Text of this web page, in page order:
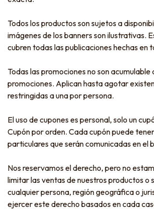
Todos los productos son sujetos a
imágenes de los banners son ilustrativas.
cubren todas las publicaciones hechas en
Todas las promociones no son acumulable
promociones. Aplican hasta agotar
restringidas a una por persona.
El uso de cupones es personal, solo un
Cupón por orden. Cada cupón puede
particulares que serán comunicadas en el
Nos reservamos el derecho, pero no
limitar las ventas de nuestros productos o
cualquier persona, región geográfica o
ejercer este derecho basados en cada